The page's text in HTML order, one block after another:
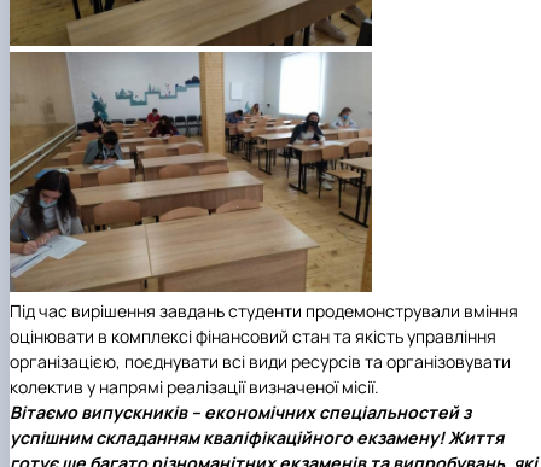
Під час вирішення завдань студенти продемонстрували вміння
оцінювати в комплексі фінансовий стан та якість управління
організацією, поєднувати всі види ресурсів та організовувати
колектив у напрямі реалізації визначеної місії.
Вітаємо випускників – економічних спеціальностей з
успішним складанням кваліфікаційного екзамену! Життя